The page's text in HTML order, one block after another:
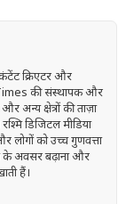
क्रिएटर और
की संस्थापक और
अन्य क्षेत्रों की ताज़ा
डिजिटल मीडिया
लोगों को उच्च गुणवत्ता
अवसर बढ़ाना और
हैं।